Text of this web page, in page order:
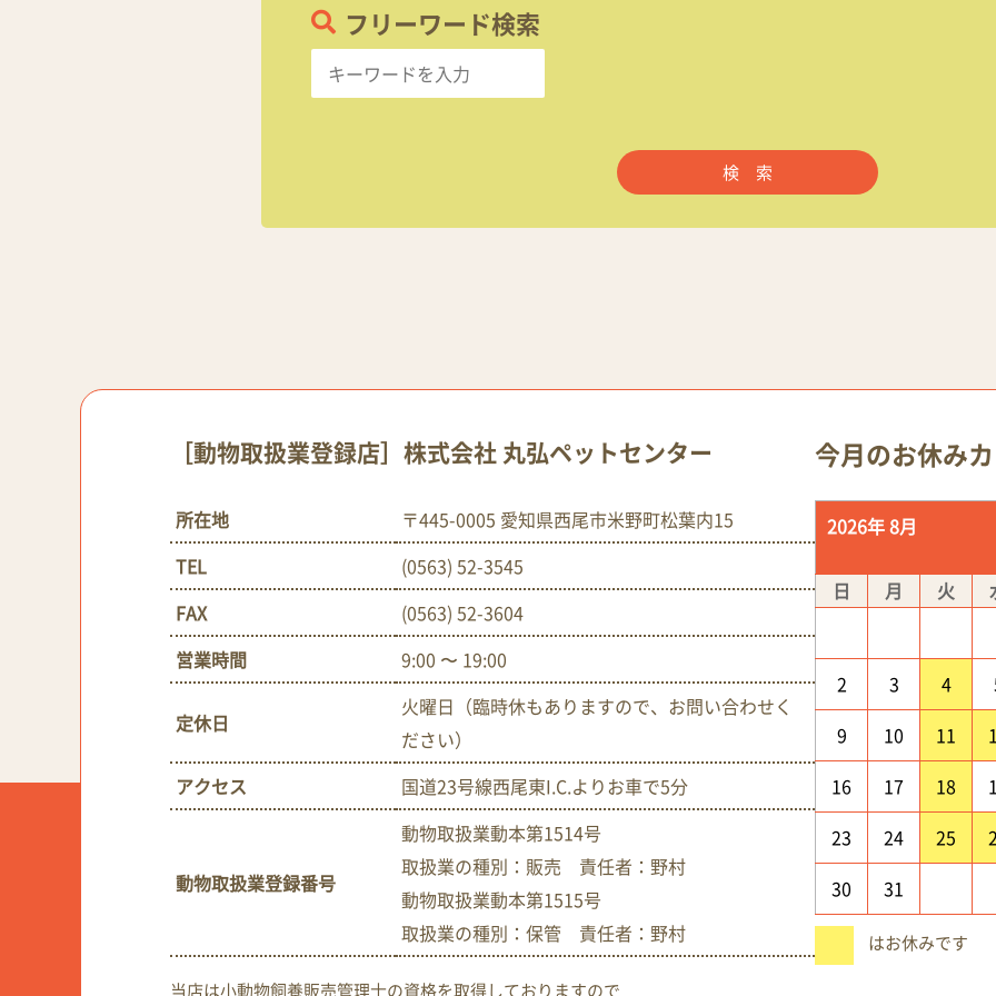
フリーワード検索
［動物取扱業登録店］株式会社 丸弘ペットセンター
所在地
〒445-0005 愛知県西尾市米野町松葉内15
TEL
(0563) 52-3545
FAX
(0563) 52-3604
営業時間
9:00 〜 19:00
定休日
火曜日（臨時休もありますので、お問い合わせく
ださい）
アクセス
国道23号線西尾東I.C.よりお車で5分
動物取扱業登録番号
動物取扱業動本第1514号
取扱業の種別：販売 責任者：野村
動物取扱業動本第1515号
取扱業の種別：保管 責任者：野村
当店は小動物飼養販売管理士の資格を取得しておりますので
今月のお休み
2026年 8月
日 月 火
2 3 4
9
10 11
16
17 18
23
24 25
30
31
はお休みです